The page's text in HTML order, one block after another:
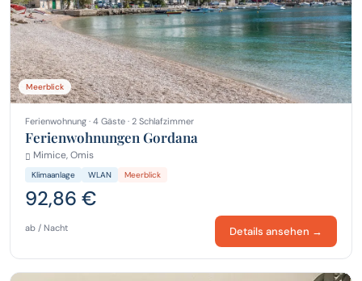
Meerblick
Ferienwohnung · 4 Gäste · 2 Schlafzimmer
Ferienwohnungen Gordana
Mimice, Omis
Klimaanlage WLAN Meerblick
92,86 €
ab / Nacht Details ansehen →